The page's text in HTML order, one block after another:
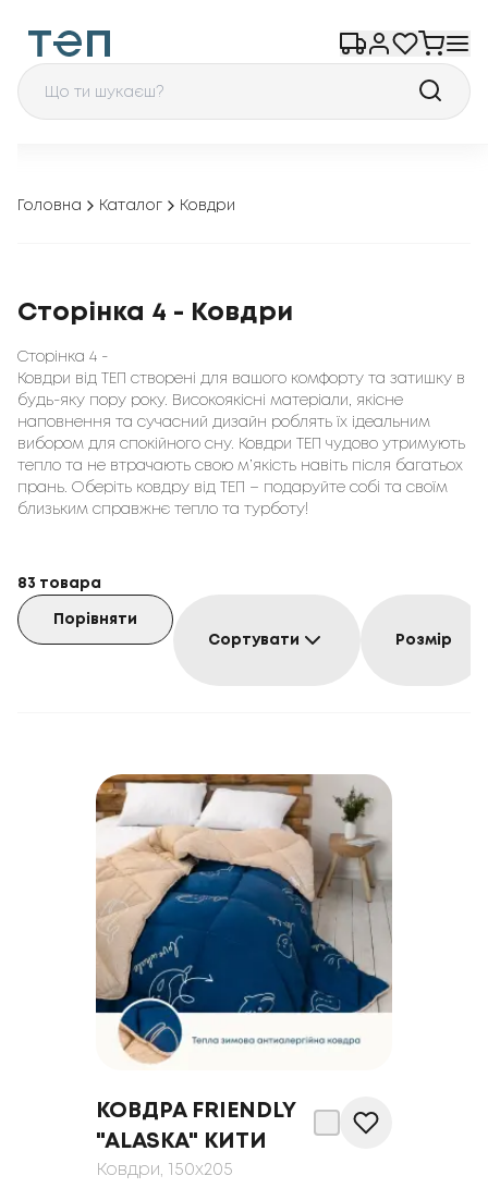
Головна Каталог Ковдри
Сторінка 4 - Ковдри
Сторінка 4 -
Ковдри від ТЕП створені для вашого комфорту та затишку в
будь-яку пору року. Високоякісні матеріали, якісне
наповнення та сучасний дизайн роблять їх ідеальним
вибором для спокійного сну. Ковдри ТЕП чудово утримують
тепло та не втрачають свою м’якість навіть після багатьох
прань. Оберіть ковдру від ТЕП – подаруйте собі та своїм
близьким справжнє тепло та турботу!
Порівняти
Сортувати
Розмір
83 товара
КОВДРА FRIENDLY
"ALASKA" КИТИ
Ковдри, 150x205